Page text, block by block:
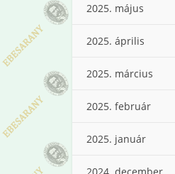
2025. május
2025. április
2025. március
2025. február
2025. január